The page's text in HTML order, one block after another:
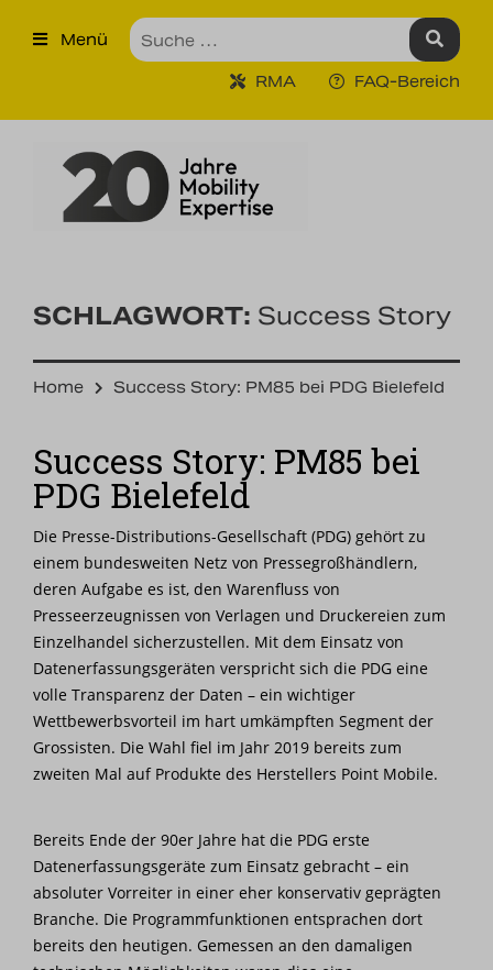
×
Robuste Industrie-Tablet PCs
Ruggedized Industrie
Handhelds
Kontakt
Nachrichten
Karriere
Menü
RMA FAQ-Bereich
SCHLAGWORT: Success Story
Home Success Story: PM85 bei PDG Bielefeld
Success Story: PM85 bei
PDG Bielefeld
Die Presse-Distributions-Gesellschaft (PDG) gehört zu
einem bundesweiten Netz von Pressegroßhändlern,
deren Aufgabe es ist, den Warenfluss von
Presseerzeugnissen von Verlagen und Druckereien zum
Einzelhandel sicherzustellen. Mit dem Einsatz von
Datenerfassungsgeräten verspricht sich die PDG eine
volle Transparenz der Daten – ein wichtiger
Wettbewerbsvorteil im hart umkämpften Segment der
Grossisten. Die Wahl fiel im Jahr 2019 bereits zum
zweiten Mal auf Produkte des Herstellers Point Mobile.
Bereits Ende der 90er Jahre hat die PDG erste
Datenerfassungsgeräte zum Einsatz gebracht – ein
absoluter Vorreiter in einer eher konservativ geprägten
Branche. Die Programmfunktionen entsprachen dort
bereits den heutigen. Gemessen an den damaligen